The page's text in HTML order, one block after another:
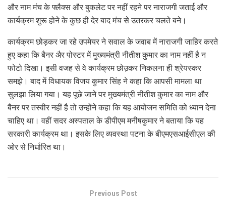
और नाम मंच के फ्लैक्स और बुकलेट पर नहीं रहने पर नाराजगी जताई और
कार्यक्रम शुरू होने के कुछ ही देर बाद मंच से उतरकर चलते बने।
कार्यक्रम छोड़कर जा रहे उपमेयर ने सवाल के जवाब में नाराजगी जाहिर करते
हुए कहा कि बैनर अैर पोस्टर में मुख्यमंत्री नीतीश कुमार का नाम नहीं है न
फोटो दिखा। इसी वजह से वे कार्यक्रम छोउ़कर निकलना ही श्रेयस्कर
समझे। बाद में विधायक विजय कुमार सिंह ने कहा कि आपसी मामला था
सुलझा लिया गया। यह पूछे जाने पर मुख्यमंत्री नीतीश कुमार का नाम और
बैनर पर तस्वीर नहीं है तो उन्होंने कहा कि यह आयोजन समिति को ध्यान देना
चाहिए था। वहीं सदर अस्पताल के डीपीएम मनीषकुमार ने बताया कि यह
सरकारी कार्यक्रम था। इसके लिए व्यवस्था पटना के बीएमएसआईसीएल की
ओर से निर्धारित था।
Previous Post